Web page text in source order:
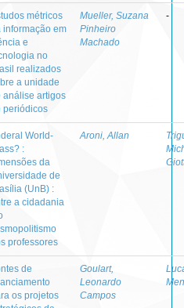
métricos
informação em
e
no
realizados
a unidade
análise artigos
periódicos
Mueller, Suzana
Pinheiro
Machado
-
World-
:
da
de
(UnB) :
a cidadania
professores
Aroni, Allan
de
os projetos
Goulart,
Leonardo
Campos